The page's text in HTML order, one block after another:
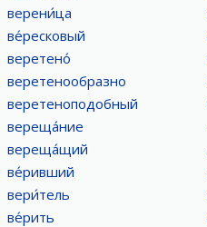
верени́ца
ве́ресковый
веретено́
веретенообразно
веретеноподобный
вереща́ние
вереща́щий
ве́ривший
вери́тель
ве́рить